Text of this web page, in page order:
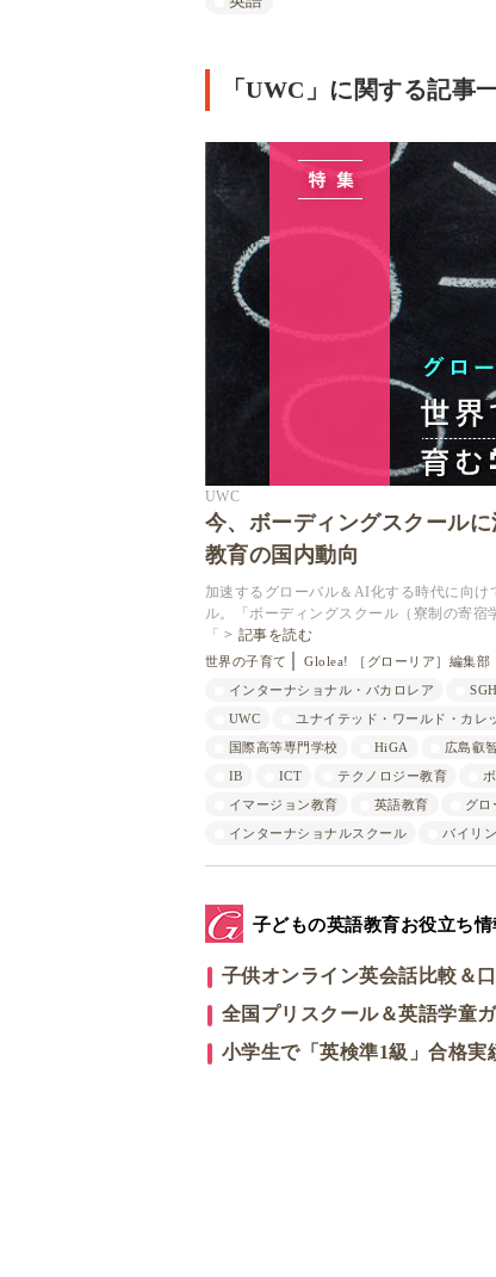
「UWC」に関する記事
UWC
今、ボーディングスクール
教育の国内動向
加速するグローバル＆AI化する時代に向
ル。「ボーディングスクール（寮制の寄宿
「
記事を読む
世界の子育て
Glolea! ［グローリア］編集部
インターナショナル・バカロレア
SGH
UWC
ユナイテッド・ワールド・カレ
国際高等専門学校
HiGA 広島叡
IB
ICT テクノロジー教育
イマージョン教育
英語教育 グロ
インターナショナルスクール
バイリ
子どもの英語教育お役立ち情
子供オンライン英会話比較＆口
全国プリスクール＆英語学童
小学生で「英検準1級」合格実